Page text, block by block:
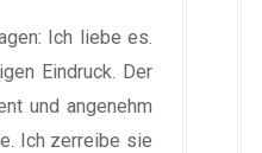
Ich liebe es.
Eindruck. Der
und angenehm
Ich zerreibe sie